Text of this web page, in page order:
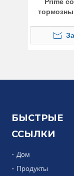
БЫСТРЫЕ
ССЫЛКИ
Дом
Продукты